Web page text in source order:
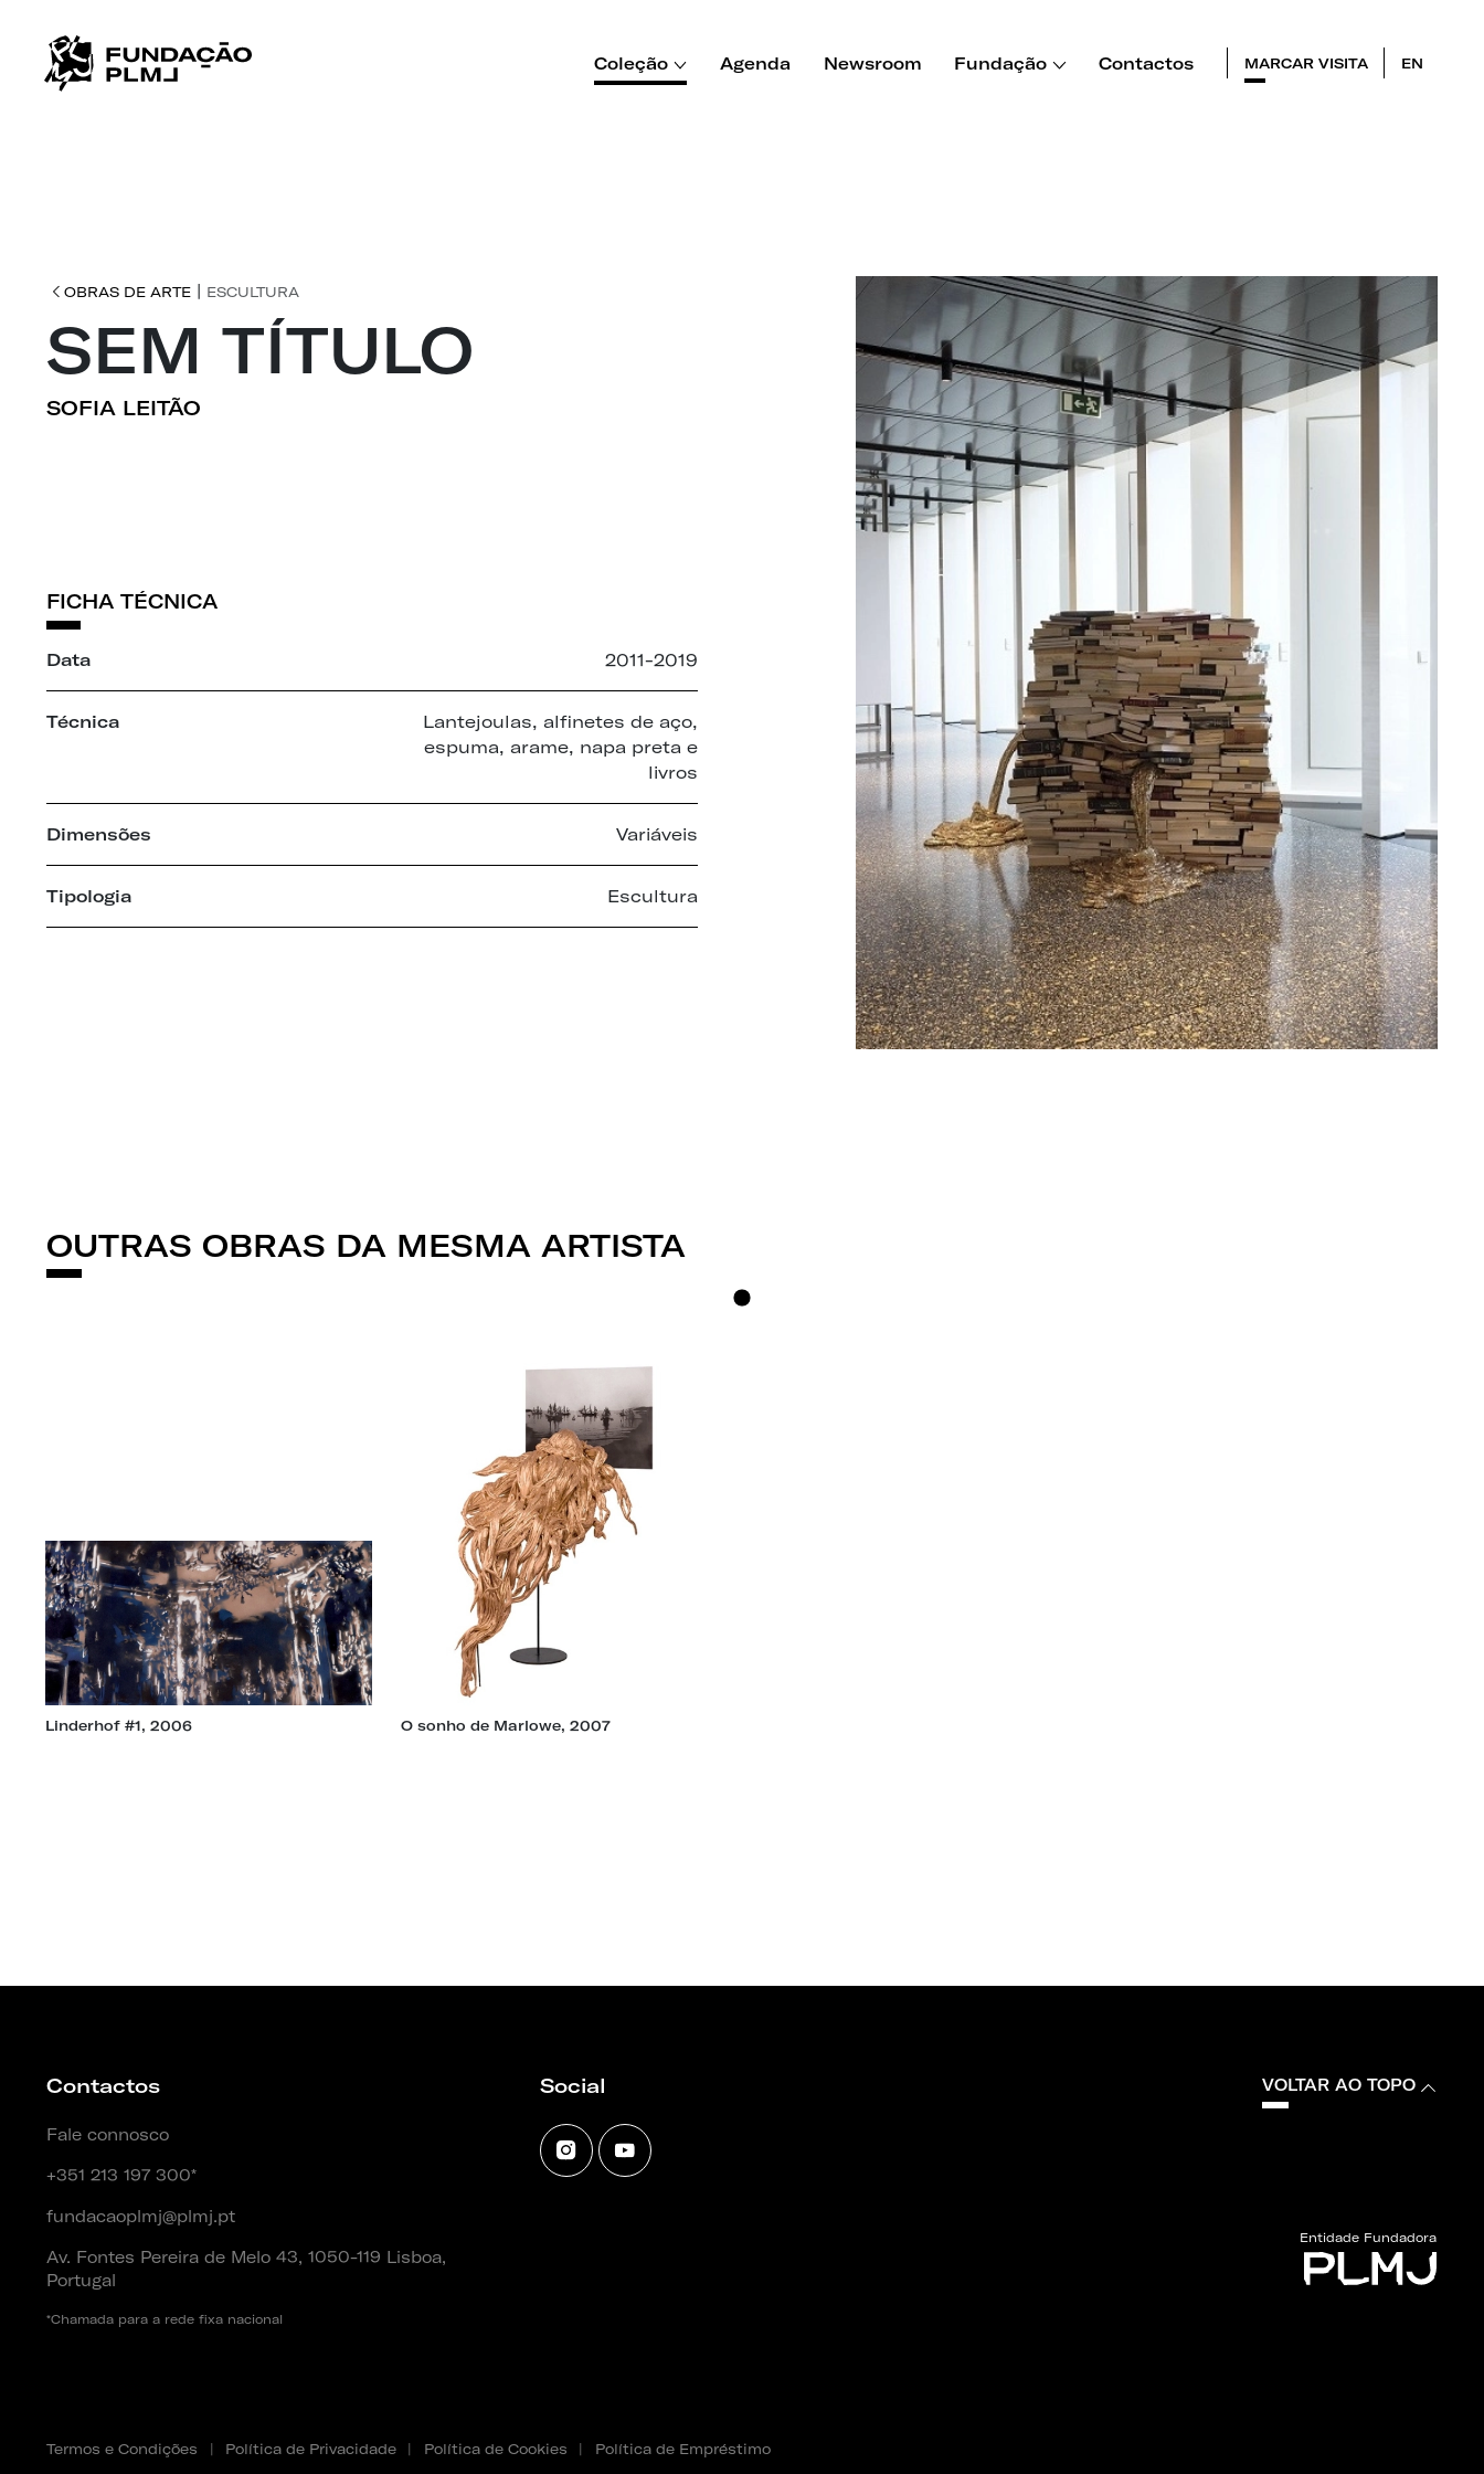
Coleção Agenda Newsroom Fundação Contactos MARCAR VISITA EN
OBRAS DE ARTE | ESCULTURA
SEM TÍTULO
SOFIA LEITÃO
FICHA TÉCNICA
Data 2011-2019
Técnica
Lantejoulas, alfinetes de aço,
espuma, arame, napa preta e
livros
Dimensões Variáveis
Tipologia Escultura
OUTRAS OBRAS DA MESMA ARTISTA
Linderhof #1, 2006 O sonho de Marlowe, 2007
VOLTAR AO TOPO
Entidade Fundadora
Contactos
Fale connosco
+351 213 197 300*
fundacaoplmj@plmj.pt
Av. Fontes Pereira de Melo 43, 1050-119 Lisboa,
Portugal
*Chamada para a rede fixa nacional
Social
Termos e Condições | Política de Privacidade | Política de Cookies | Política de Empréstimo